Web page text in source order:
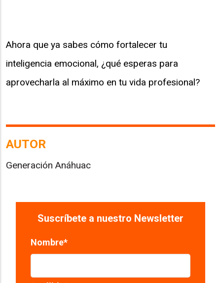
Ahora que ya sabes cómo fortalecer tu
inteligencia emocional, ¿qué esperas para
aprovecharla al máximo en tu vida profesional?
AUTOR
Generación Anáhuac
Suscríbete a nuestro Newsletter
Nombre*